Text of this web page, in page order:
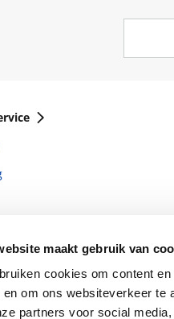
maakt gebruik van
cookies om content
en om ons websiteverkeer te
partners voor social
vragen